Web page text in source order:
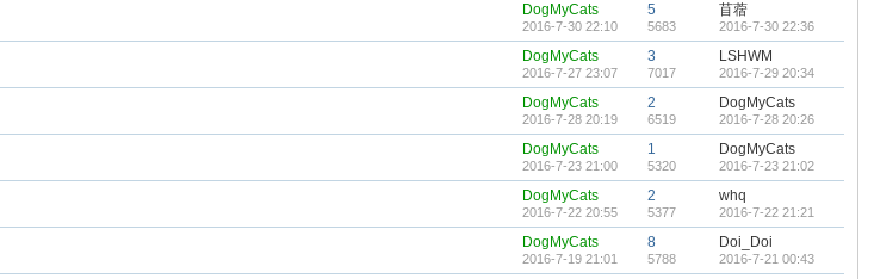
DogMyCats
2016-7-30 22:10
5
5683
苜蓿
2016-7-30 22:36
DogMyCats
2016-7-27 23:07
3
7017
LSHWM
2016-7-29 20:34
DogMyCats
2016-7-28 20:19
2
6519
DogMyCats
2016-7-28 20:26
DogMyCats
2016-7-23 21:00
1
5320
DogMyCats
2016-7-23 21:02
DogMyCats
2016-7-22 20:55
2
5377
whq
2016-7-22 21:21
DogMyCats
2016-7-19 21:01
8
5788
Doi_Doi
2016-7-21 00:43